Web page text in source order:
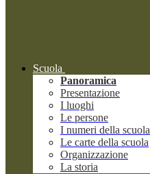
Scuola
Panoramica
Presentazione
I luoghi
Le persone
I numeri della scuola
Le carte della scuola
Organizzazione
La storia